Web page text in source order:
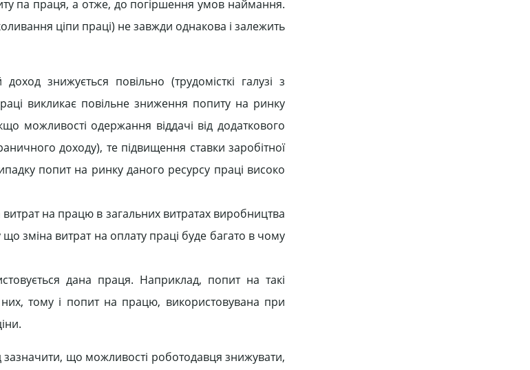
па праця, а отже, до погіршення умов наймання.
ціпи праці) не завжди однакова і залежить
знижується повільно (трудомісткі галузі з
викликає повільне зниження попиту на ринку
можливості одержання віддачі від додаткового
доходу), те підвищення ставки заробітної
попит на ринку даного ресурсу праці високо
на працю в загальних витратах виробництва
зміна витрат на оплату праці буде багато в чому
дана праця. Наприклад, попит на такі
тому і попит на працю, використовувана при
зазначити, що можливості роботодавця знижувати,